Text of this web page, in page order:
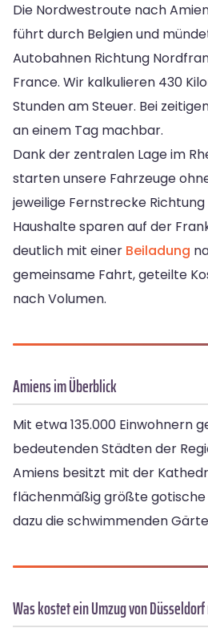
Die Nordwestroute nach
führt durch Belgien und
Autobahnen Richtung
France. Wir kalkulieren 430
Stunden am Steuer. Bei
an einem Tag machbar.
Dank der zentralen Lage im
starten unsere Fahrzeuge
jeweilige Fernstrecke Richtung
Haushalte sparen auf der
deutlich mit einer Beiladung
gemeinsame Fahrt, geteilte
nach Volumen.
Amiens im Überblick
Mit etwa 135.000 Einwohnern
bedeutenden Städten der
Amiens besitzt mit der
flächenmäßig größte gotische
dazu die schwimmenden
Was kostet ein Umzug von